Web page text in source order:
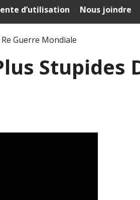
d’utilisation Nous joindre
Guerre Mondiale
Stupides